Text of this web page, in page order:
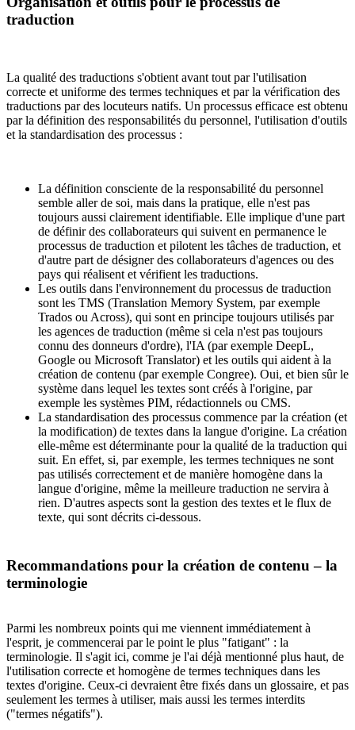
traduction
La qualité des traductions s'obtient avant tout par l'utilisation
correcte et uniforme des termes techniques et par la vérification des
traductions par des locuteurs natifs. Un processus efficace est obtenu
par la définition des responsabilités du personnel, l'utilisation d'outils
et la standardisation des processus :
La définition consciente de la responsabilité du personnel
semble aller de soi, mais dans la pratique, elle n'est pas
toujours aussi clairement identifiable. Elle implique d'une part
de définir des collaborateurs qui suivent en permanence le
processus de traduction et pilotent les tâches de traduction, et
d'autre part de désigner des collaborateurs d'agences ou des
pays qui réalisent et vérifient les traductions.
Les outils dans l'environnement du processus de traduction
sont les TMS (Translation Memory System, par exemple
Trados ou Across), qui sont en principe toujours utilisés par
les agences de traduction (même si cela n'est pas toujours
connu des donneurs d'ordre), l'IA (par exemple DeepL,
Google ou Microsoft Translator) et les outils qui aident à la
création de contenu (par exemple Congree). Oui, et bien sûr le
système dans lequel les textes sont créés à l'origine, par
exemple les systèmes PIM, rédactionnels ou CMS.
La standardisation des processus commence par la création (et
la modification) de textes dans la langue d'origine. La création
elle-même est déterminante pour la qualité de la traduction qui
suit. En effet, si, par exemple, les termes techniques ne sont
pas utilisés correctement et de manière homogène dans la
langue d'origine, même la meilleure traduction ne servira à
rien. D'autres aspects sont la gestion des textes et le flux de
texte, qui sont décrits ci-dessous.
Recommandations pour la création de contenu – la
terminologie
Parmi les nombreux points qui me viennent immédiatement à
l'esprit, je commencerai par le point le plus "fatigant" : la
terminologie. Il s'agit ici, comme je l'ai déjà mentionné plus haut, de
l'utilisation correcte et homogène de termes techniques dans les
textes d'origine. Ceux-ci devraient être fixés dans un glossaire, et pas
seulement les termes à utiliser, mais aussi les termes interdits
("termes négatifs").